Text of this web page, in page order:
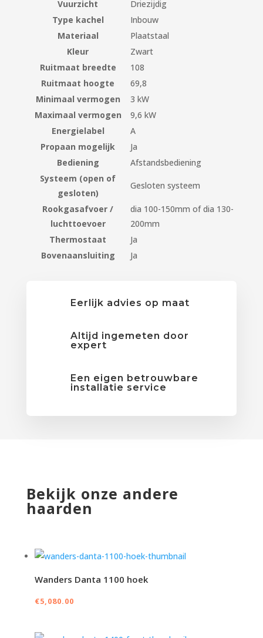
Vuurzicht
Driezijdig
Type kachel
Inbouw
Materiaal
Plaatstaal
Kleur
Zwart
Ruitmaat breedte
108
Ruitmaat hoogte
69,8
Minimaal vermogen
3 kW
Maximaal vermogen
9,6 kW
Energielabel
A
Propaan mogelijk
Ja
Bediening
Afstandsbediening
Systeem (open of
gesloten)
Gesloten systeem
Rookgasafvoer /
luchttoevoer
dia 100-150mm of dia 130-
200mm
Thermostaat
Ja
Bovenaansluiting
Ja
Eerlijk advies op maat
Altijd ingemeten door
expert
Een eigen betrouwbare
installatie service
Bekijk onze andere
haarden
Wanders Danta 1100 hoek
€5,080.00